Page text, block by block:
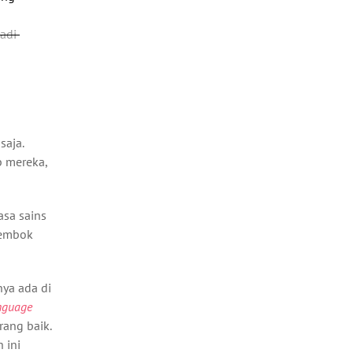
saja.
mereka,
sains
ada di
baik.
ini